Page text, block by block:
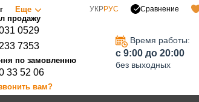
Еще УКРРУС Сравнение
0529
7353
33 52 06
вам?
Время работы:
c 9:00 до 20:00
без выходных